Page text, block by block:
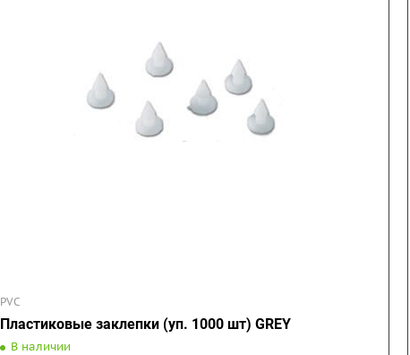
PVC
Пластиковые заклепки (уп. 1000 шт) GREY
В наличии